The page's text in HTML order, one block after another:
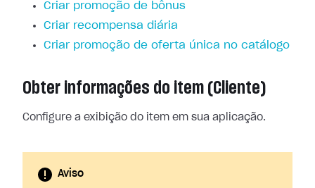
Criar promoção de bônus
Criar recompensa diária
Criar promoção de oferta única no catálogo
Obter informações do item (Cliente)
Configure a exibição do item em sua aplicação.
Aviso